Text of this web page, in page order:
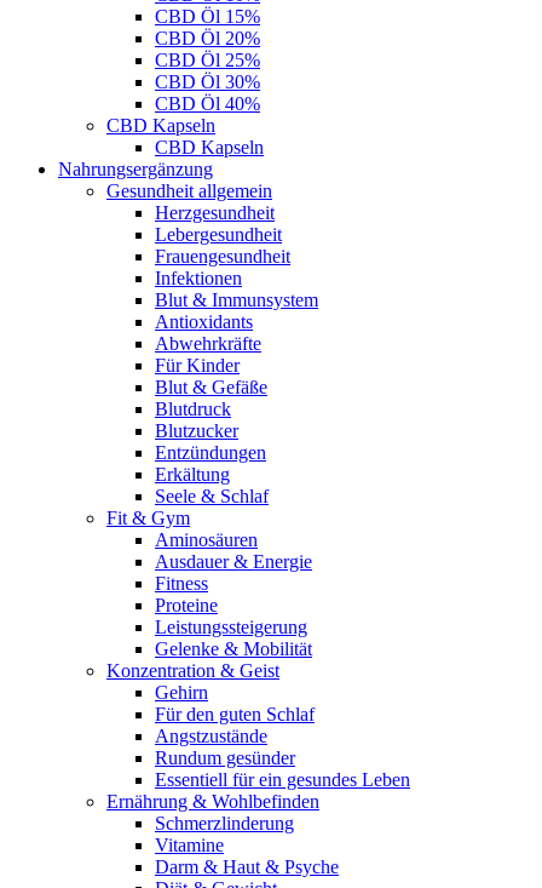
CBD Öl 15%
CBD Öl 20%
CBD Öl 25%
CBD Öl 30%
CBD Öl 40%
CBD Kapseln
CBD Kapseln
Nahrungsergänzung
Gesundheit allgemein
Herzgesundheit
Lebergesundheit
Frauengesundheit
Infektionen
Blut & Immunsystem
Antioxidants
Abwehrkräfte
Für Kinder
Blut & Gefäße
Blutdruck
Blutzucker
Entzündungen
Erkältung
Seele & Schlaf
Fit & Gym
Aminosäuren
Ausdauer & Energie
Fitness
Proteine
Leistungssteigerung
Gelenke & Mobilität
Konzentration & Geist
Gehirn
Für den guten Schlaf
Angstzustände
Rundum gesünder
Essentiell für ein gesundes Leben
Ernährung & Wohlbefinden
Schmerzlinderung
Vitamine
Darm & Haut & Psyche